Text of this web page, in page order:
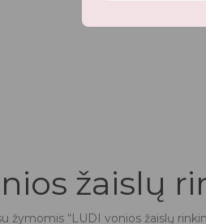
žaislų
žymomis “LUDI vonios žaislų